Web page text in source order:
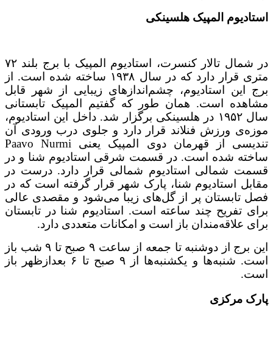
استادیوم المپیک هلسینکی
در شمال تالار کنسرت، استادیوم المپیک با برج بلند ۷۲
متری قرار دارد که در سال ۱۹۳۸ ساخته شده است. از
برج این استادیوم، چشم‌اندازهای زیبایی از شهر قابل
مشاهده است. همان طور که گفتیم المپیک تابستانی
سال ۱۹۵۲ در هلسینکی برگزار شد. داخل این استادیوم،
موزه‌ی ورزش فنلاند قرار دارد و جلوی درب ورودی آن
تندیسی از قهرمان دوی المپیک یعنی Paavo Nurmi
ساخته شده است. در قسمت شرقی استادیوم شنا و در
قسمت شمالی استادیوم شمالی قرار دارد. درست در
مقابل استادیوم شنا، پارک شهر قرار گرفته است که در
فصل تابستان پر از گل‌های زیبا می‌شود و مقصدی عالی
برای تفریح چند ساعته است. استادیوم شنا در تابستان
برای علاقه‌مندان باز است و امکانات متعددی دارد.
این برج از دوشنبه تا جمعه از ساعت ۹ صبح تا ۹ شب باز
است. شنبه‌ها و یکشنبه‌ها از ۹ صبح تا ۶ بعدازظهر باز
است.
پارک مرکزی